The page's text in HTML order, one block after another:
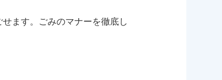
ます。ごみのマナーを徹底し